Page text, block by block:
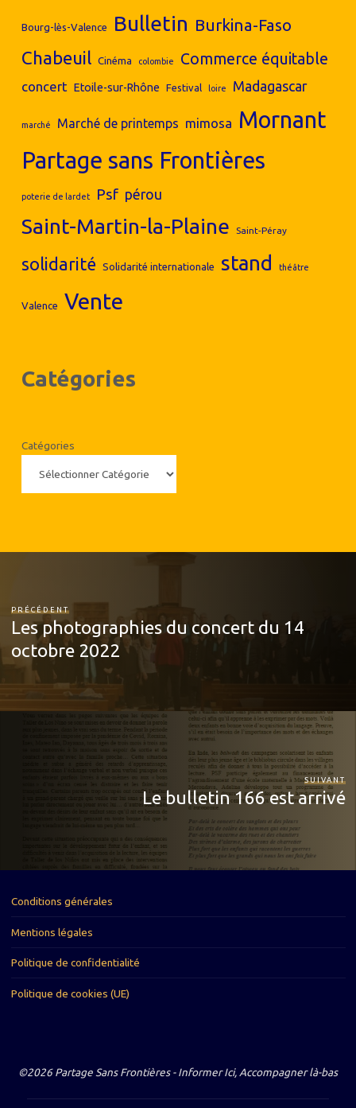
Bourg-lès-Valence Bulletin Burkina-Faso
Chabeuil Cinéma colombie Commerce équitable
concert Etoile-sur-Rhône Festival loire Madagascar
marché Marché de printemps mimosa Mornant
Partage sans Frontières
poterie de lardet Psf pérou
Saint-Martin-la-Plaine Saint-Péray
solidarité Solidarité internationale stand théâtre
Valence Vente
Catégories
Catégories
PRÉCÉDENT
Les photographies du concert du 14
octobre 2022
SUIVANT
Le bulletin 166 est arrivé
Conditions générales
Mentions légales
Politique de confidentialité
Politique de cookies (UE)
©2026 Partage Sans Frontières - Informer Ici, Accompagner là-bas